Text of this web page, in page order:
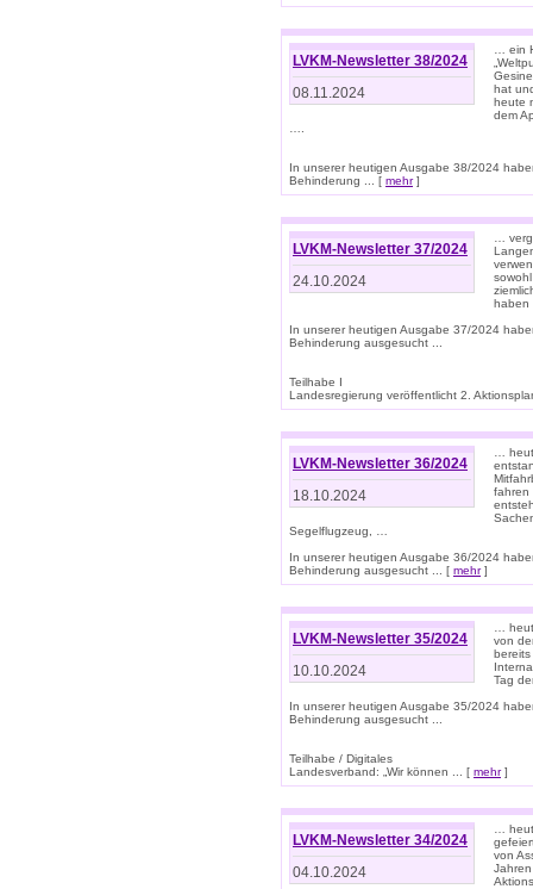
LVKM-Newsletter 38/2024
08.11.2024
… ein
hat
heute
dem
In unserer heutigen Ausgabe 38/2024
Behinderung ... [ mehr]
LVKM-Newsletter 37/2024
24.10.2024
…
In unserer heutigen Ausgabe 37/2024
Behinderung ausgesucht ...
Teilhabe I
Landesregierung veröffentlicht 2.
LVKM-Newsletter 36/2024
18.10.2024
…
fahren
Segelflugzeug, …
In unserer heutigen Ausgabe 36/2024
Behinderung ausgesucht ... [ mehr]
LVKM-Newsletter 35/2024
10.10.2024
…
von
bereits
Tag
In unserer heutigen Ausgabe 35/2024
Behinderung ausgesucht ...
Teilhabe / Digitales
Landesverband: „Wir können ... [ mehr]
LVKM-Newsletter 34/2024
04.10.2024
…
von